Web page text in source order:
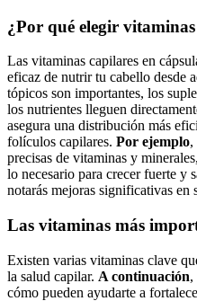
¿Por qué elegir
Las vitaminas capilares en
eficaz de nutrir tu cabello desde
tópicos son importantes, los
los nutrientes lleguen
asegura una distribución más
folículos capilares. Por ejemplo,
precisas de vitaminas y
lo necesario para crecer fuerte y
notarás mejoras significativas en
Las vitaminas más
Existen varias vitaminas clave
la salud capilar. A continuación,
cómo pueden ayudarte a